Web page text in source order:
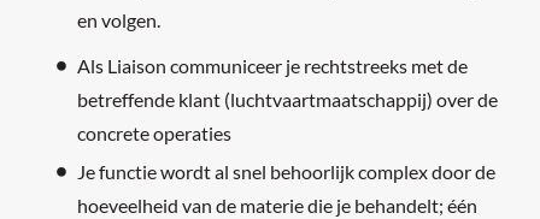
en volgen.
Als Liaison communiceer je rechtstreeks met de
betreffende klant (luchtvaartmaatschappij) over de
concrete operaties
Je functie wordt al snel behoorlijk complex door de
hoeveelheid van de materie die je behandelt; één